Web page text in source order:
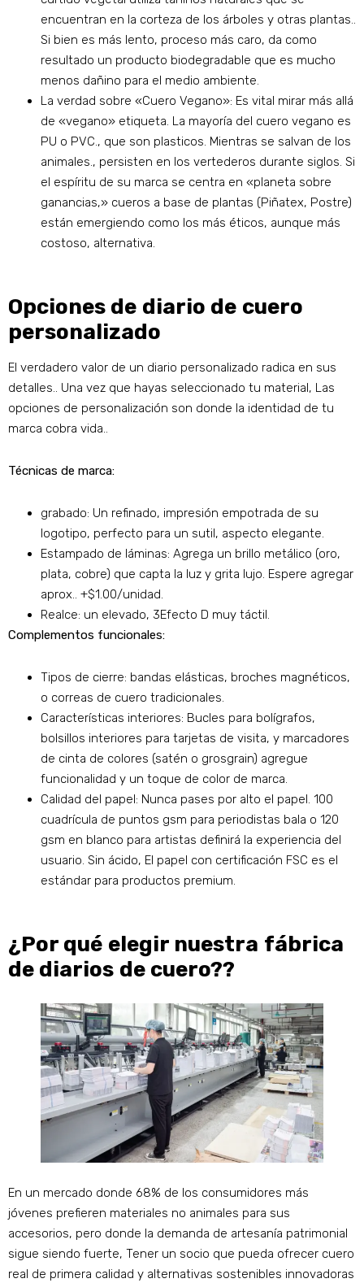
encuentran en la corteza de los árboles y otras plantas..
Si bien es más lento, proceso más caro, da como
resultado un producto biodegradable que es mucho
menos dañino para el medio ambiente.
La verdad sobre «Cuero Vegano»: Es vital mirar más allá
de «vegano» etiqueta. La mayoría del cuero vegano es
PU o PVC., que son plasticos. Mientras se salvan de los
animales., persisten en los vertederos durante siglos. Si
el espíritu de su marca se centra en «planeta sobre
ganancias,» cueros a base de plantas (Piñatex, Postre)
están emergiendo como los más éticos, aunque más
costoso, alternativa.
Opciones de diario de cuero
personalizado
El verdadero valor de un diario personalizado radica en sus
detalles.. Una vez que hayas seleccionado tu material, Las
opciones de personalización son donde la identidad de tu
marca cobra vida..
Técnicas de marca:
grabado: Un refinado, impresión empotrada de su
logotipo, perfecto para un sutil, aspecto elegante.
Estampado de láminas: Agrega un brillo metálico (oro,
plata, cobre) que capta la luz y grita lujo. Espere agregar
aprox.. +$1.00/unidad.
Realce: un elevado, 3Efecto D muy táctil.
Complementos funcionales:
Tipos de cierre: bandas elásticas, broches magnéticos,
o correas de cuero tradicionales.
Características interiores: Bucles para bolígrafos,
bolsillos interiores para tarjetas de visita, y marcadores
de cinta de colores (satén o grosgrain) agregue
funcionalidad y un toque de color de marca.
Calidad del papel: Nunca pases por alto el papel. 100
cuadrícula de puntos gsm para periodistas bala o 120
gsm en blanco para artistas definirá la experiencia del
usuario. Sin ácido, El papel con certificación FSC es el
estándar para productos premium.
¿Por qué elegir nuestra fábrica
de diarios de cuero??
En un mercado donde 68% de los consumidores más
jóvenes prefieren materiales no animales para sus
accesorios, pero donde la demanda de artesanía patrimonial
sigue siendo fuerte, Tener un socio que pueda ofrecer cuero
real de primera calidad y alternativas sostenibles innovadoras